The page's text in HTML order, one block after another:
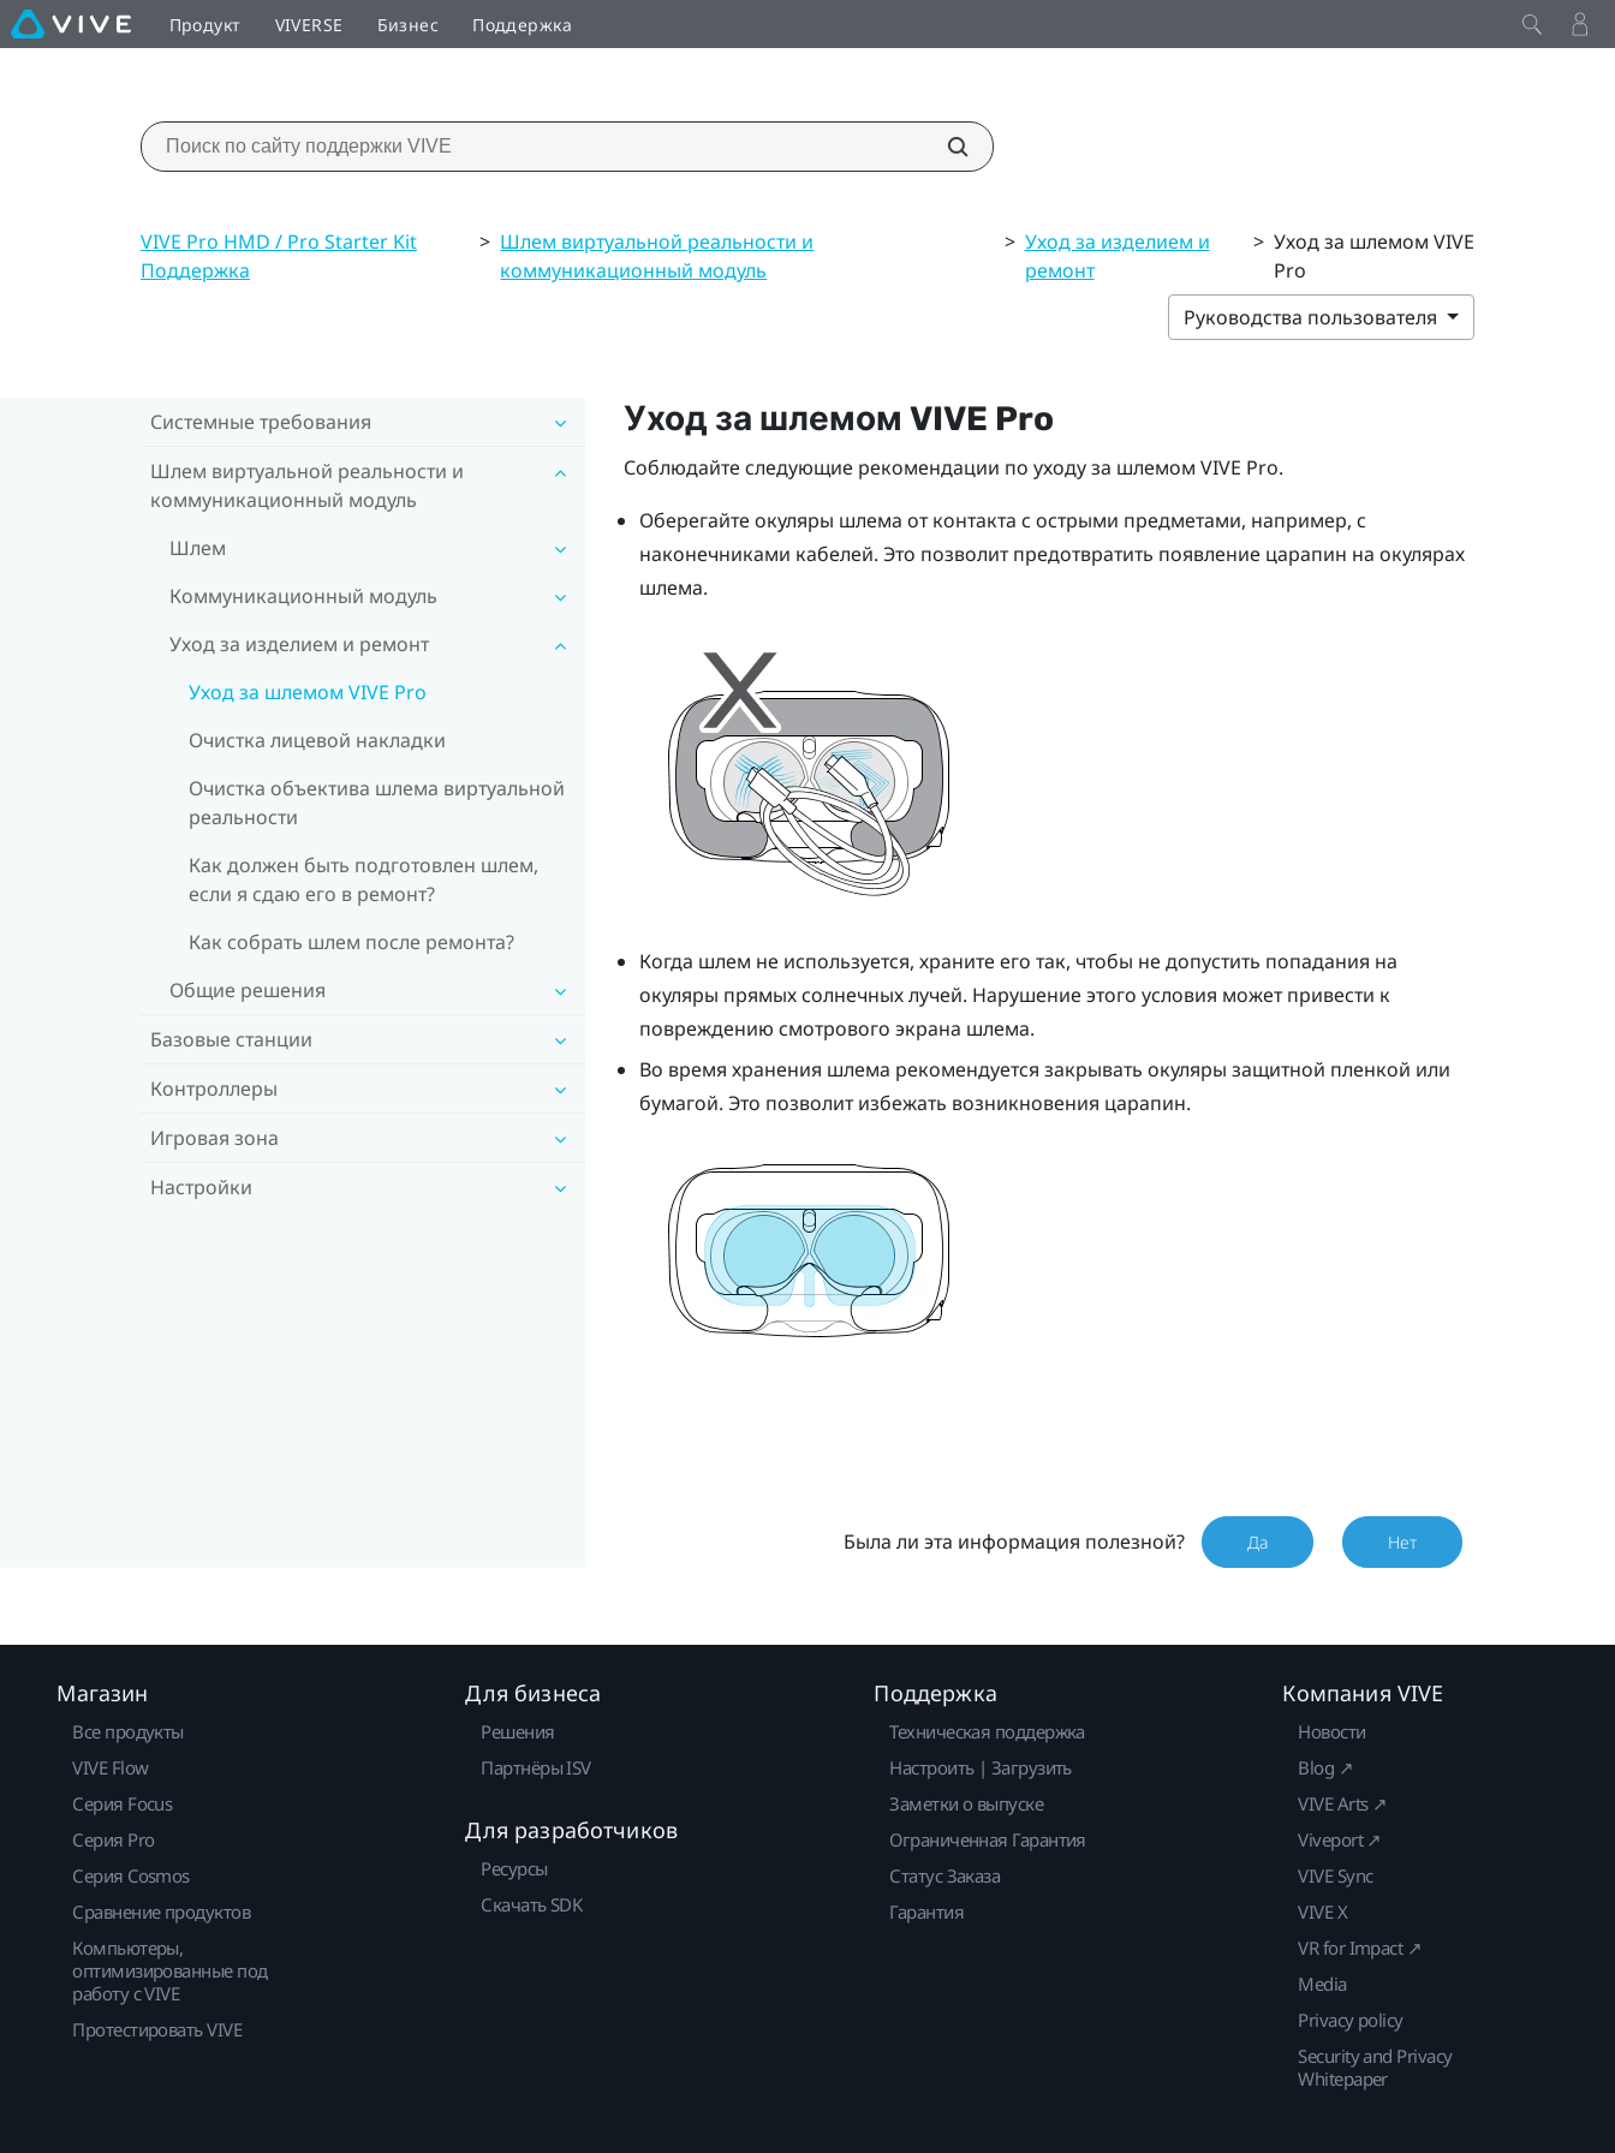
Продукт VIVERSE Бизнес Поддержка
VIVE Pro HMD / Pro Starter Kit
Поддержка
> Шлем виртуальной реальности и
коммуникационный модуль
> Уход за изделием и
ремонт
> Уход за шлемом VIVE
Pro
Руководства пользователя
Системные требования
Шлем виртуальной реальности и
коммуникационный модуль
Шлем
Коммуникационный модуль
Уход за изделием и ремонт
Уход за шлемом VIVE Pro
Очистка лицевой накладки
Очистка объектива шлема виртуальной
реальности
Как должен быть подготовлен шлем,
если я сдаю его в ремонт?
Как собрать шлем после ремонта?
Общие решения
Базовые станции
Контроллеры
Игровая зона
Настройки
Уход за шлемом VIVE Pro
Соблюдайте следующие рекомендации по уходу за шлемом VIVE Pro.
Оберегайте окуляры шлема от контакта с острыми предметами, например, с
наконечниками кабелей. Это позволит предотвратить появление царапин на окулярах
шлема.
Когда шлем не используется, храните его так, чтобы не допустить попадания на
окуляры прямых солнечных лучей. Нарушение этого условия может привести к
повреждению смотрового экрана шлема.
Во время хранения шлема рекомендуется закрывать окуляры защитной пленкой или
бумагой. Это позволит избежать возникновения царапин.
Была ли эта информация полезной? Да Нет
Магазин
Все продукты
VIVE Flow
Серия Focus
Серия Pro
Серия Cosmos
Сравнение продуктов
Компьютеры,
оптимизированные под
работу с VIVE
Протестировать VIVE
Для бизнеса
Решения
Партнёры ISV
Для разработчиков
Ресурсы
Скачать SDK
Поддержка
Техническая поддержка
Настроить | Загрузить
Заметки о выпуске
Ограниченная Гарантия
Статус Заказа
Гарантия
Компания VIVE
Новости
Blog ↗
VIVE Arts ↗
Viveport ↗
VIVE Sync
VIVE X
VR for Impact ↗
Media
Privacy policy
Security and Privacy
Whitepaper